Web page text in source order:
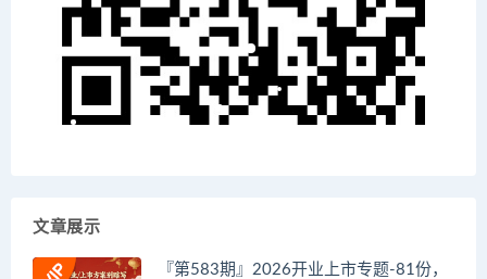
文章展示
『第583期』2026开业上市专题-81份，